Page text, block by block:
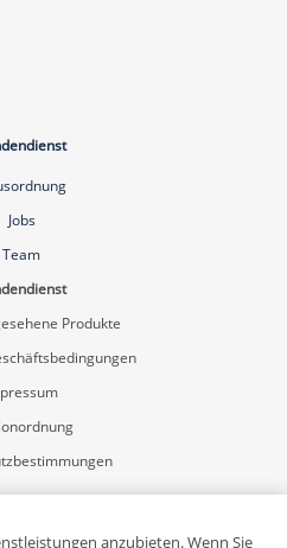
Jobs
Team
Produkte
Konto
anzubieten. Wenn Sie